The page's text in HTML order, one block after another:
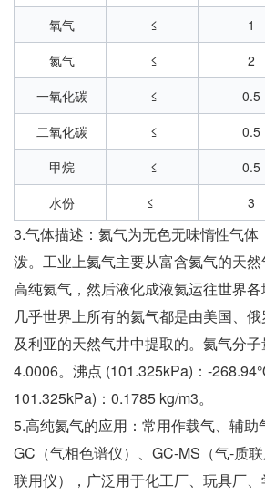
氧气
≤ 1
氮气
≤ 2
一氧化碳
≤ 0.5
二氧化碳
≤ 0.5
甲烷
≤ 0.5
水份
≤ 3
3.气体描述：氦气为无色无味惰性气
泼。工业上氦气主要从富含氦气的天
高纯氦气，然后液化成液氦运往世界各
几乎世界上所有的氦气都是由美国、
及利亚的天然气井中提取的。氦气分子
4.0006。沸点 (101.325kPa)：-
101.325kPa)：0.1785 kg/m3。
5.高纯氦气的应用：常用作载气、辅助
GC（气相色谱仪）、GC-MS（气-质
联用仪），广泛用于化工厂、玩具厂、